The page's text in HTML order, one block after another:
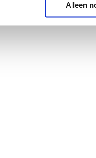
Alleen